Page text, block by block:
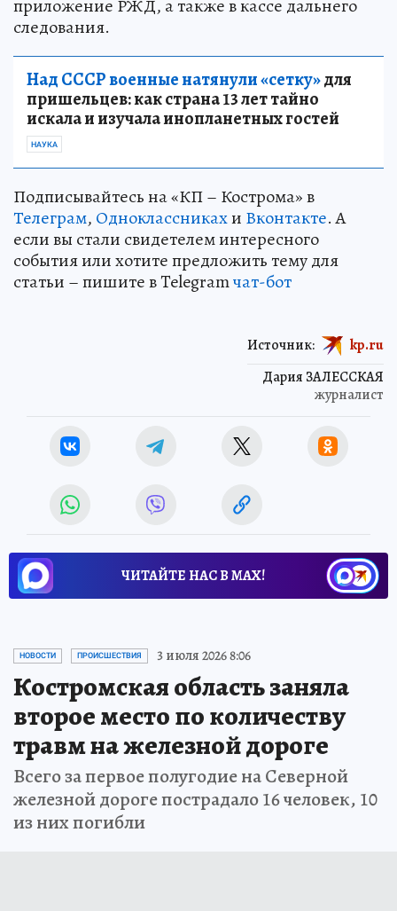
приложение РЖД, а также в кассе дальнего
следования.
Над СССР военные натянули «сетку»для
пришельцев: как страна 13 лет тайно
искала и изучала инопланетных гостей
НАУКА
Подписывайтесь на «КП – Кострома» в
Телеграм, Одноклассникахи Вконтакте. А
если вы стали свидетелем интересного
события или хотите предложить тему для
статьи – пишите в Telegramчат-бот
Дария ЗАЛЕССКАЯ
журналист
Источник: kp.ru
ЧИТАЙТЕ НАС В МАХ!
НОВОСТИ ПРОИСШЕСТВИЯ 3 июля 2026 8:06
Костромская область заняла
второе место по количеству
травм на железной дороге
Всего за первое полугодие на Северной
железной дороге пострадало 16 человек, 10
из них погибли